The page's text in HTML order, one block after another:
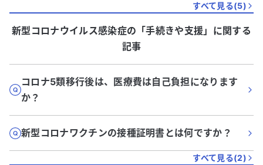
すべて見る(5)
新型コロナウイルス感染症の「手続きや支援」に関する
記事
コロナ5類移行後は、医療費は自己負担になります
か？
新型コロナワクチンの接種証明書とは何ですか？
すべて見る(2)